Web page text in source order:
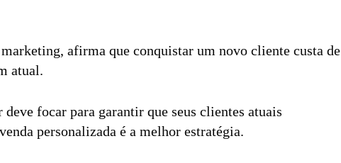
afirma que conquistar um novo cliente custa de
atual.
focar para garantir que seus clientes atuais
personalizada é a melhor estratégia.